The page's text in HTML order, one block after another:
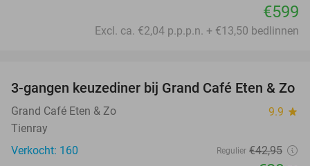
€599
Excl. ca. €2,04 p.p.p.n. + €13,50 bedlinnen
31%
3-gangen keuzediner bij Grand Café Eten & Zo
Grand Café Eten & Zo 9.9 star
Tienray
Verkocht: 160
Regulier €42,95